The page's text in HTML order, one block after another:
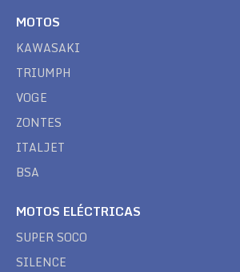
MOTOS
KAWASAKI
TRIUMPH
VOGE
ZONTES
ITALJET
BSA
MOTOS ELÉCTRICAS
SUPER SOCO
SILENCE